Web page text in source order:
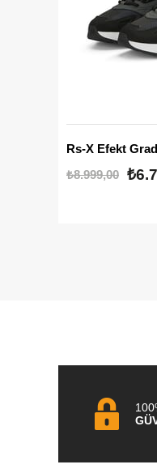
Rs-X Efekt
₺8.999,00